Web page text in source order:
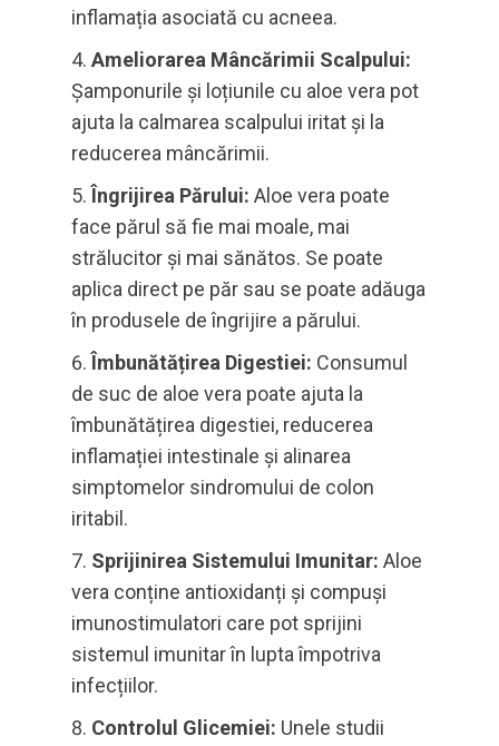
inflamația asociată cu acneea.
Ameliorarea Mâncărimii Scalpului:
Șamponurile și loțiunile cu aloe vera pot
ajuta la calmarea scalpului iritat și la
reducerea mâncărimii.
Îngrijirea Părului: Aloe vera poate
face părul să fie mai moale, mai
strălucitor și mai sănătos. Se poate
aplica direct pe păr sau se poate adăuga
în produsele de îngrijire a părului.
Îmbunătățirea Digestiei: Consumul
de suc de aloe vera poate ajuta la
îmbunătățirea digestiei, reducerea
inflamației intestinale și alinarea
simptomelor sindromului de colon
iritabil.
Sprijinirea Sistemului Imunitar: Aloe
vera conține antioxidanți și compuși
imunostimulatori care pot sprijini
sistemul imunitar în lupta împotriva
infecțiilor.
Controlul Glicemiei: Unele studii